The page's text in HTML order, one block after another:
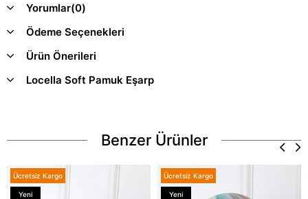
Yorumlar(0)
Ödeme Seçenekleri
Ürün Önerileri
Locella Soft Pamuk Eşarp
Benzer Ürünler
Ücretsiz Kargo
Yeni
Ücretsiz Kargo
Yeni